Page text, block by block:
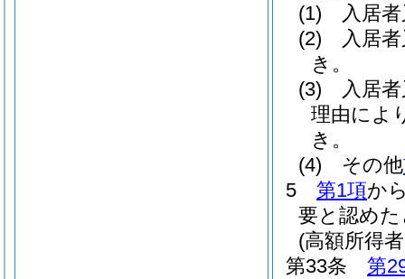
(1)
入居
(2)
入居
き。
(3)
入居
理由によ
き。
(4)
その他
5
第1項か
要と認め
(高額所得
第33条
第